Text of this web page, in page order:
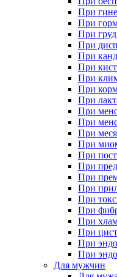
При
При
При
При
При
При
При
При
При
При
При
При
При
При
При
При
При
При
При
При
При
При
При
Для мужчин